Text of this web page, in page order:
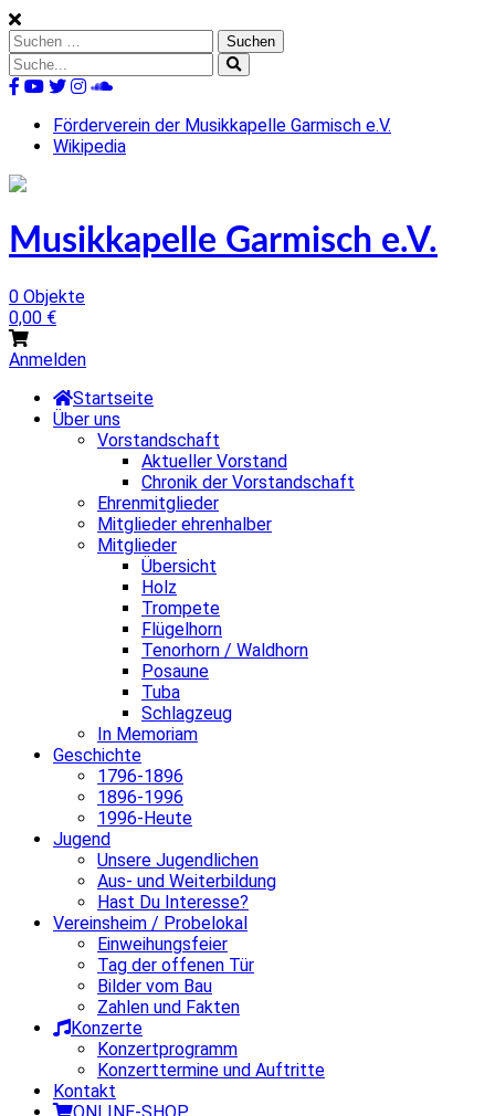
Skip
to
content
Suchen
nach:
Suche
nach:
Förderverein der Musikkapelle Garmisch e.V.
Wikipedia
Musikkapelle Garmisch e.V.
0 Objekte
0,00 €
Anmelden
Startseite
Über uns
Vorstandschaft
Aktueller Vorstand
Chronik der Vorstandschaft
Ehrenmitglieder
Mitglieder ehrenhalber
Mitglieder
Übersicht
Holz
Trompete
Flügelhorn
Tenorhorn / Waldhorn
Posaune
Tuba
Schlagzeug
In Memoriam
Geschichte
1796-1896
1896-1996
1996-Heute
Jugend
Unsere Jugendlichen
Aus- und Weiterbildung
Hast Du Interesse?
Vereinsheim / Probelokal
Einweihungsfeier
Tag der offenen Tür
Bilder vom Bau
Zahlen und Fakten
Konzerte
Konzertprogramm
Konzerttermine und Auftritte
Kontakt